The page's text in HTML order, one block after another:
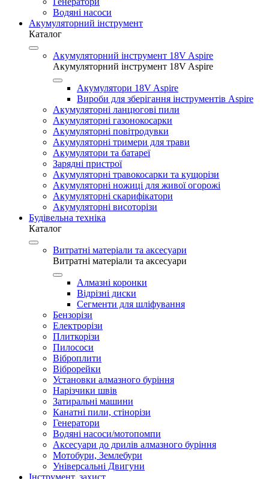
Водяні насоси
Акумуляторний інструмент
Каталог
Акумуляторний інструмент 18V Aspire
Акумуляторний інструмент 18V Aspire
Акумулятори 18V Aspire
Вироби для зберігання інструментів Aspire
Акумуляторні ланцюгові пили
Акумуляторні газонокосарки
Акумуляторні повітродувки
Акумуляторні тримери для трави
Акумулятори та батареї
Зарядні пристрої
Акумуляторні травокосарки та кущорізи
Акумуляторні ножиці для живої огорожі
Акумуляторні скарифікатори
Акумуляторні висоторізи
Будівельна техніка
Каталог
Витратні матеріали та аксесуари
Витратні матеріали та аксесуари
Алмазні коронки
Відрізні диски
Сегменти для шліфування
Бензорізи
Електрорізи
Плиткорізи
Пилососи
Віброплити
Віброрейки
Установки алмазного буріння
Нарізчики швів
Затиральні машини
Канатні пили, стінорізи
Генератори
Водяні насоси/мотопомпи
Аксесуари до дрилів алмазного буріння
Мотобури, Землебури
Універсальні Двигуни
Інструмент, захист